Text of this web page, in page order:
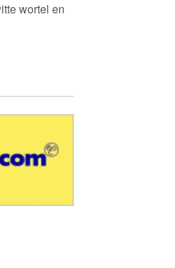
wortel en